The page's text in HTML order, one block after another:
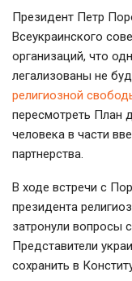
Президент Петр
Всеукраинского
организаций, что
легализованы не
религиозной
пересмотреть План
человека в части
партнерства.
В ходе встречи с
президента
затронули вопросы
Представители
сохранить в